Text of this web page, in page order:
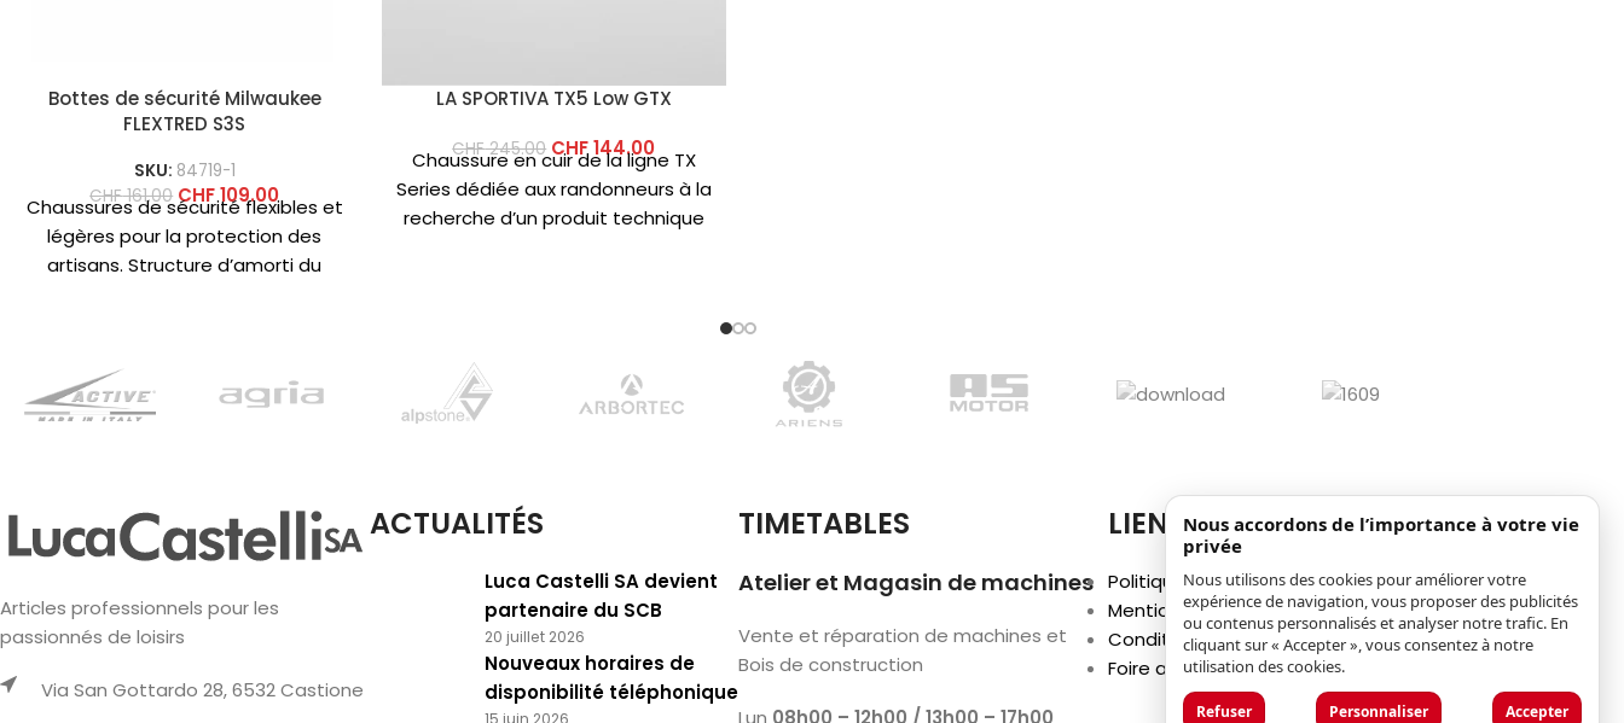
Bottes de sécurité Milwaukee
FLEXTRED S3S
SKU: 84719-1
CHF161.00 CHF109.00
Chaussures de sécurité flexibles et
légères pour la protection des
artisans. Structure d’amorti du
LA SPORTIVA TX5 Low GTX
CHF245.00 CHF144.00
Chaussure en cuir de la ligne TX
Series dédiée aux randonneurs à la
recherche d’un produit technique
Articles professionnels pour les
passionnés de loisirs
Via San Gottardo 28, 6532 Castione
ACTUALITÉS
Luca Castelli SA devient
partenaire du SCB
20 juillet 2026
Nouveaux horaires de
disponibilité téléphonique
15 juin 2026
TIMETABLES
Atelier et Magasin de machines
Vente et réparation de machines et
Bois de construction
Lun 08h00 – 12h00 / 13h00 – 17h00
LIENS
Politique de confidentialité
Mentions légales
Conditions générales d'utilisation
Foire aux questions (FAQ)
Nous accordons de l’importance à votre vie
privée
Nous utilisons des cookies pour améliorer votre
expérience de navigation, vous proposer des publicités
ou contenus personnalisés et analyser notre trafic. En
cliquant sur « Accepter », vous consentez à notre
utilisation des cookies.
Refuser Personnaliser Accepter